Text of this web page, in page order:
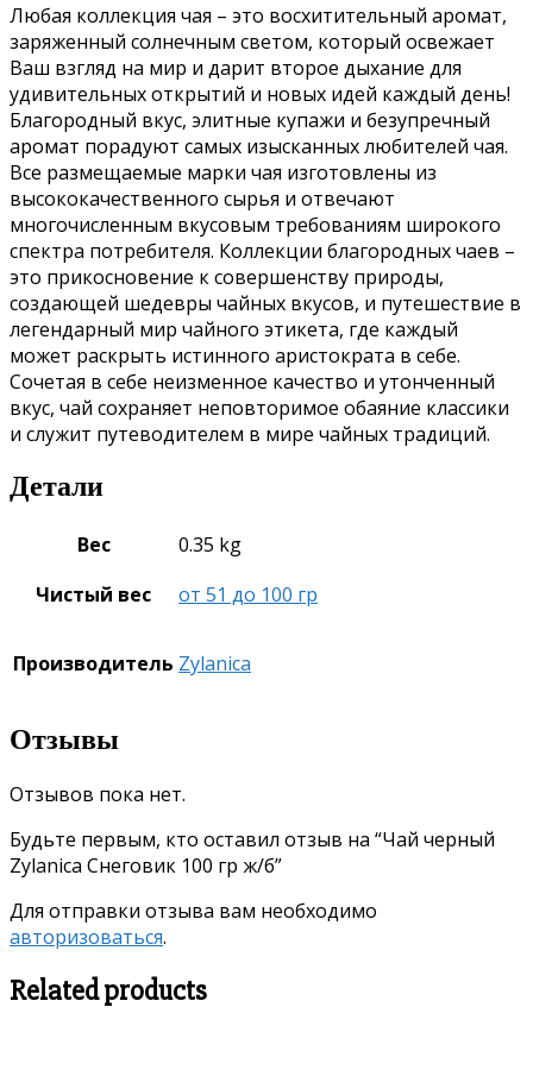
Любая коллекция чая – это восхитительный аромат,
заряженный солнечным светом, который освежает
Ваш взгляд на мир и дарит второе дыхание для
удивительных открытий и новых идей каждый день!
Благородный вкус, элитные купажи и безупречный
аромат порадуют самых изысканных любителей чая.
Все размещаемые марки чая изготовлены из
высококачественного сырья и отвечают
многочисленным вкусовым требованиям широкого
спектра потребителя. Коллекции благородных чаев –
это прикосновение к совершенству природы,
создающей шедевры чайных вкусов, и путешествие в
легендарный мир чайного этикета, где каждый
может раскрыть истинного аристократа в себе.
Сочетая в себе неизменное качество и утонченный
вкус, чай сохраняет неповторимое обаяние классики
и служит путеводителем в мире чайных традиций.
Детали
Вес
0.35 kg
Чистый вес
от 51 до 100 гр
Производитель Zylanica
Отзывы
Отзывов пока нет.
Будьте первым, кто оставил отзыв на “Чай черный
Zylanica Снеговик 100 гр ж/б”
Для отправки отзыва вам необходимо
авторизоваться.
Related products